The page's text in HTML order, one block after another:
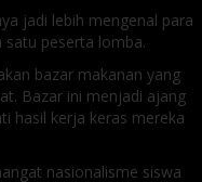
jadi lebih mengenal para
satu peserta lomba.
bazar makanan yang
Bazar ini menjadi ajang
hasil kerja keras mereka
nasionalisme siswa